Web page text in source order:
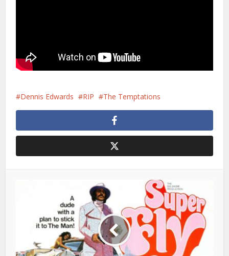
Dennis Edwards RIP The Temptations